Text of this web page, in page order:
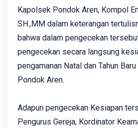
Kapolsek Pondok Aren, Kompol
SH.,MM dalam keterangan
bahwa dalam pengecekan
pengecekan secara langsung
pengamanan Natal dan Tahun
Pondok Aren.
Adapun pengecekan Kesiapan
Pengurus Gereja, Kordinator